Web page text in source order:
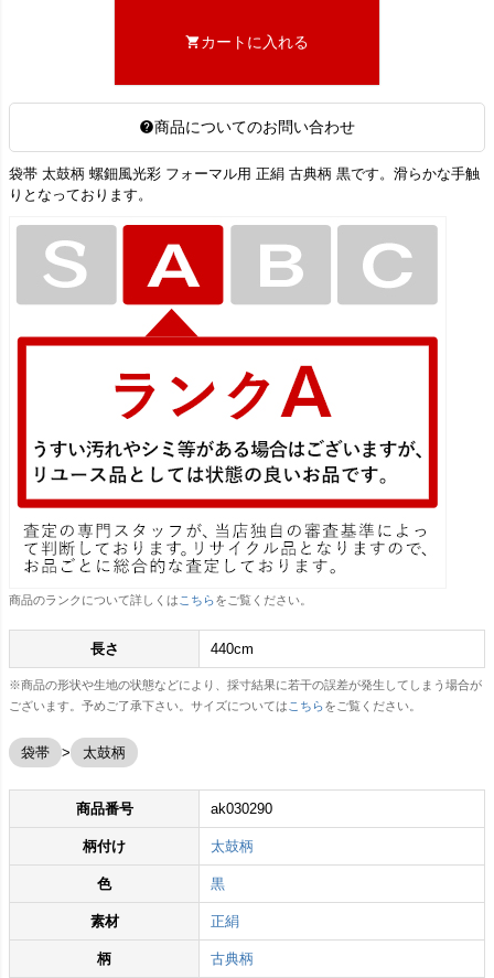
カートに入れる
商品についてのお問い合わせ
袋帯 太鼓柄 螺鈿風光彩 フォーマル用 正絹 古典柄 黒です。滑らかな手触
りとなっております。
商品のランクについて詳しくは こちらをご覧ください。
長さ 440cm
※商品の形状や生地の状態などにより、採寸結果に若干の誤差が発生してしまう場合が
ございます。予めご了承下さい。サイズについては こちらをご覧ください。
袋帯 太鼓柄
商品番号 ak030290
柄付け 太鼓柄
色 黒
素材 正絹
柄 古典柄